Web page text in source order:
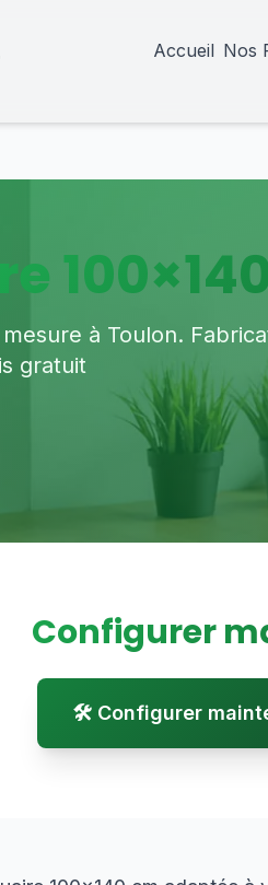
Accueil Nos
à Toulon.
gratuit
Configurer
🛠️ Configurer